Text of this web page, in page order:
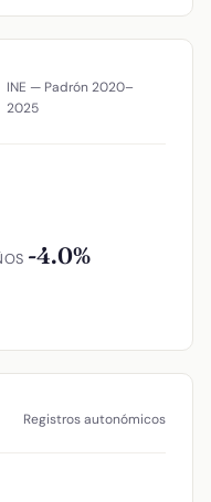
INE — Padrón 2020–
2025
-4.0%
Registros autonómicos